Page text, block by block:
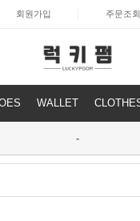
회원가입 주문조회
WALLET
-